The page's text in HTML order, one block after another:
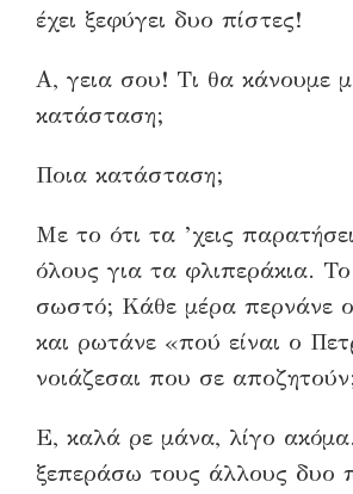
έχει ξεφύγει δυο πίστες!
Α, γεια σου! Τι θα κάνουμε
κατάσταση;
Ποια κατάσταση;
Με το ότι τα ’χεις
όλους για τα φλιπεράκια. Το
σωστό; Κάθε μέρα περνάνε
και ρωτάνε «πού είναι ο
νοιάζεσαι που σε
Ε, καλά ρε μάνα, λίγο
ξεπεράσω τους άλλους δυο